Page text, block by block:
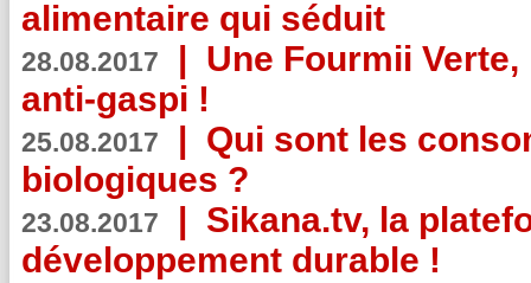
alimentaire qui séduit
28.08.2017 | Une Fourmii
anti-gaspi !
25.08.2017 | Qui sont les
biologiques ?
23.08.2017 | Sikana.tv, la
développement durable !